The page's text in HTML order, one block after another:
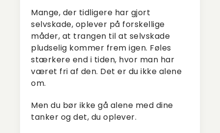
Mange, der tidligere har gjort
selvskade, oplever på forskellige
måder, at trangen til at selvskade
pludselig kommer frem igen. Føles
stærkere end i tiden, hvor man har
været fri af den. Det er du ikke alene
om.
Men du bør ikke gå alene med dine
tanker og det, du oplever.